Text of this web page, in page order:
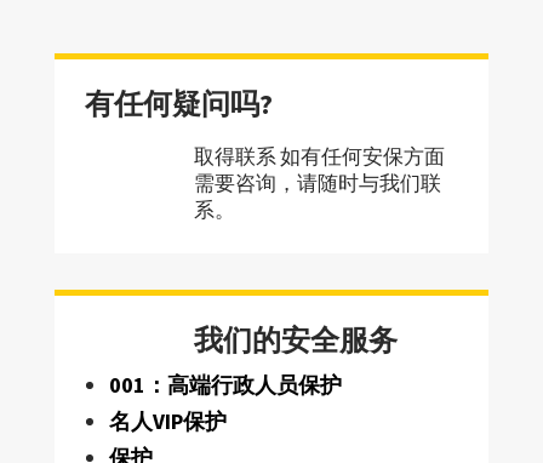
有任何疑问吗?
取得联系 如有任何安保方面
需要咨询，请随时与我们联
系。
我们的安全服务
001：高端行政人员保护
名人VIP保护
保护